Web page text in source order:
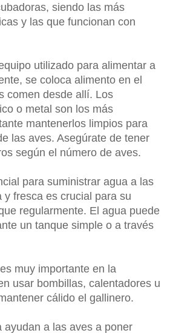
siendo las más
y las que funcionan con
utilizado para alimentar a
se coloca alimento en el
comen desde allí. Los
o metal son los más
mantenerlos limpios para
las aves. Asegúrate de tener
según el número de aves.
para suministrar agua a las
y fresca es crucial para su
regularmente. El agua puede
un tanque simple o a través
muy importante en la
usar bombillas, calentadores u
cálido el gallinero.
ayudan a las aves a poner